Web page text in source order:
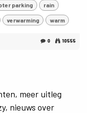
parking rain
verwarming warm
0 10555
meer uitleg
nieuws over